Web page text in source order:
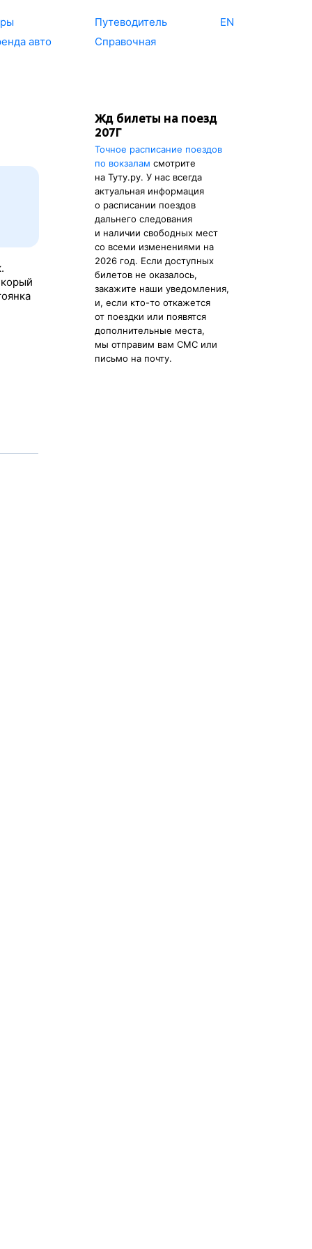
авто
Путеводитель
Справочная
EN
Жд билеты на поезд
207Г
Точное расписание поездов
по вокзалам смотрите
на Туту.ру. У нас всегда
актуальная информация
о расписании поездов
дальнего следования
и наличии свободных мест
со всеми изменениями на
2026 год. Если доступных
билетов не оказалось,
закажите наши уведомления,
и, если кто-то откажется
от поездки или появятся
дополнительные места,
мы отправим вам СМС или
письмо на почту.